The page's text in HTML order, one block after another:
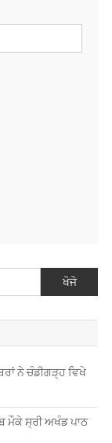
ਖੋਜੋ
ਨੇ ਚੰਡੀਗੜ੍ਹ ਵਿਖੇ
ਮੌਕੇ ਸ੍ਰੀ ਅਖੰਡ ਪਾਠ